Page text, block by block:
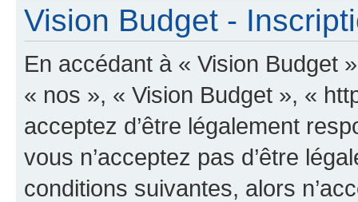
Vision Budget -
En accédant à « Vision Budget
« nos », « Vision Budget », «
acceptez d’être légalement
vous n’acceptez pas d’être
conditions suivantes, alors